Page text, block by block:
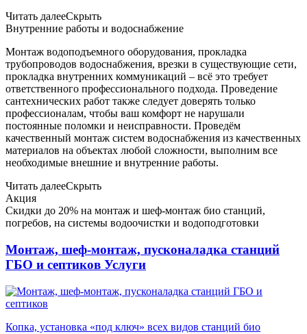
Читать далееСкрыть
Внутренние работы и водоснабжение
Монтаж водоподъемного оборудования, прокладка
трубопроводов водоснабжения, врезки в существующие сети,
прокладка внутренних коммуникаций – всё это требует
ответственного профессионального подхода. Проведение
сантехнических работ также следует доверять только
профессионалам, чтобы ваш комфорт не нарушали
постоянные поломки и неисправности. Проведём
качественный монтаж систем водоснабжения из качественных
материалов на объектах любой сложности, выполним все
необходимые внешние и внутренние работы.
Читать далееСкрыть
Акция
Скидки до 20% на монтаж и шеф-монтаж био станций,
погребов, на системы водоочистки и водоподготовки
Монтаж, шеф-монтаж, пусконаладка станций
ГБО и септиков Услуги
Копка, установка «под ключ» всех видов станций био